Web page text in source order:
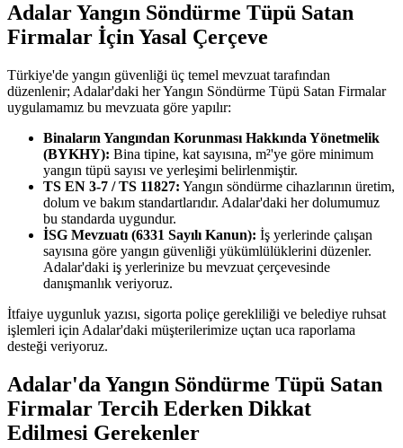
Adalar Yangın Söndürme Tüpü Satan
Firmalar İçin Yasal Çerçeve
Türkiye'de yangın güvenliği üç temel mevzuat tarafından
düzenlenir; Adalar'daki her Yangın Söndürme Tüpü Satan Firmalar
uygulamamız bu mevzuata göre yapılır:
Binaların Yangından Korunması Hakkında Yönetmelik
(BYKHY): Bina tipine, kat sayısına, m²'ye göre minimum
yangın tüpü sayısı ve yerleşimi belirlenmiştir.
TS EN 3-7 / TS 11827: Yangın söndürme cihazlarının üretim,
dolum ve bakım standartlarıdır. Adalar'daki her dolumumuz
bu standarda uygundur.
İSG Mevzuatı (6331 Sayılı Kanun): İş yerlerinde çalışan
sayısına göre yangın güvenliği yükümlülüklerini düzenler.
Adalar'daki iş yerlerinize bu mevzuat çerçevesinde
danışmanlık veriyoruz.
İtfaiye uygunluk yazısı, sigorta poliçe gerekliliği ve belediye ruhsat
işlemleri için Adalar'daki müşterilerimize uçtan uca raporlama
desteği veriyoruz.
Adalar'da Yangın Söndürme Tüpü Satan
Firmalar Tercih Ederken Dikkat
Edilmesi Gerekenler